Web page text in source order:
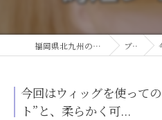
福岡県北九州の美容室ならCODY ブログ
今回はウィッグを使って
ト”と、柔らかく可...